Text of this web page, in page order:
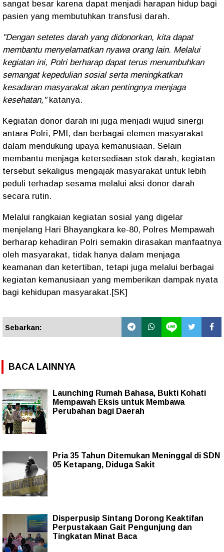
sangat besar karena dapat menjadi harapan hidup bagi
pasien yang membutuhkan transfusi darah.
"Dengan setetes darah yang didonorkan, kita dapat
membantu menyelamatkan nyawa orang lain. Melalui
kegiatan ini, Polri berharap dapat terus menumbuhkan
semangat kepedulian sosial serta meningkatkan
kesadaran masyarakat akan pentingnya menjaga
kesehatan,"katanya.
Kegiatan donor darah ini juga menjadi wujud sinergi
antara Polri, PMI, dan berbagai elemen masyarakat
dalam mendukung upaya kemanusiaan. Selain
membantu menjaga ketersediaan stok darah, kegiatan
tersebut sekaligus mengajak masyarakat untuk lebih
peduli terhadap sesama melalui aksi donor darah
secara rutin.
Melalui rangkaian kegiatan sosial yang digelar
menjelang Hari Bhayangkara ke-80, Polres Mempawah
berharap kehadiran Polri semakin dirasakan manfaatnya
oleh masyarakat, tidak hanya dalam menjaga
keamanan dan ketertiban, tetapi juga melalui berbagai
kegiatan kemanusiaan yang memberikan dampak nyata
bagi kehidupan masyarakat.[SK]
Sebarkan:
BACA LAINNYA
Launching Rumah Bahasa, Bukti Kohati
Mempawah Eksis untuk Membawa
Perubahan bagi Daerah
Pria 35 Tahun Ditemukan Meninggal di SDN
05 Ketapang, Diduga Sakit
Disperpusip Sintang Dorong Keaktifan
Perpustakaan Gait Pengunjung dan
Tingkatan Minat Baca